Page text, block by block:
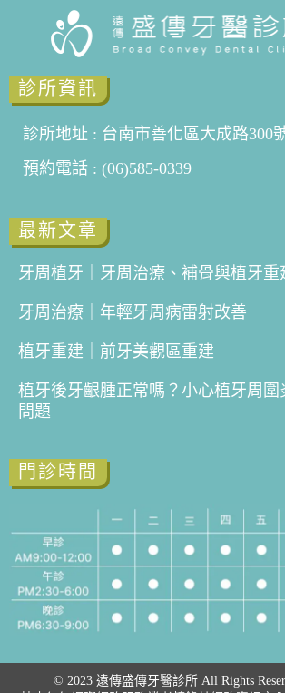
診所資訊
診所地址 : 台南市善化區大成路300
預約電話 : (06)585-0339
最新文章
牙周植牙｜牙周治療、補骨與植牙重
牙周治療｜年輕牙周病雷射改善
植牙重建｜前牙美觀區重建
植牙後牙齦腫正常嗎？小心植牙周圍
問題
門診時間
© 2023 遠傳盛傳牙醫診所 All Rights